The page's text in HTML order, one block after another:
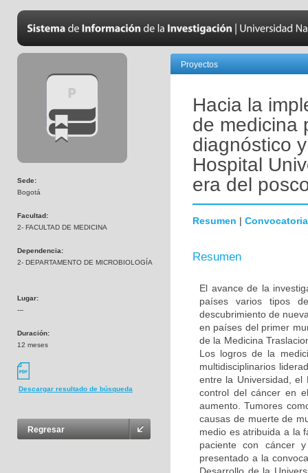
Sede:
Bogotá
Facultad:
2- FACULTAD DE MEDICINA
Dependencia:
2- DEPARTAMENTO DE MICROBIOLOGÍA
Lugar:
---
Duración:
12 meses
Descargar resultado de búsqueda
Regresar
Proyectos
Hacia la
de medicina
diagnóstico
Hospital
era del
Resumen | Convocatoria
Resumen
El avance de la
países varios tipos
descubrimiento de
en países del primer
de la Medicina
Los logros de la
multidisciplinarios
entre la Universidad, el
control del cáncer en
aumento. Tumores
causas de muerte de
medio es atribuida a la
paciente con cáncer
presentado a la